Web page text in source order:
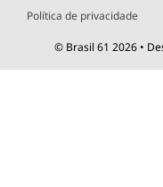
Política de privacidade
© Brasil 61 2026 •